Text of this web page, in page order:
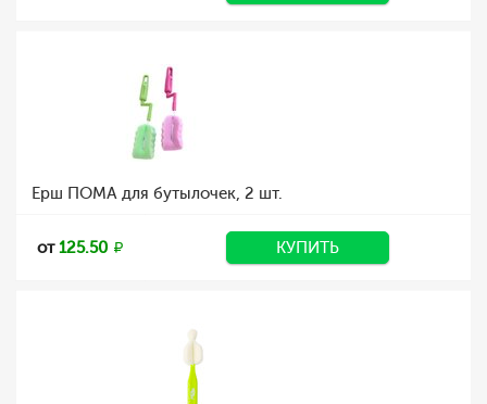
Ерш ПОМА для бутылочек, 2 шт.
от125.50 КУПИТЬ